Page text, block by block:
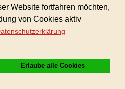
für alle Ihre Projekte.
Zahlung.